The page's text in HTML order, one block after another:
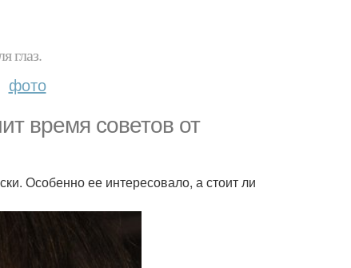
глаз.
фото
время советов от
Особенно ее интересовало, а стоит ли